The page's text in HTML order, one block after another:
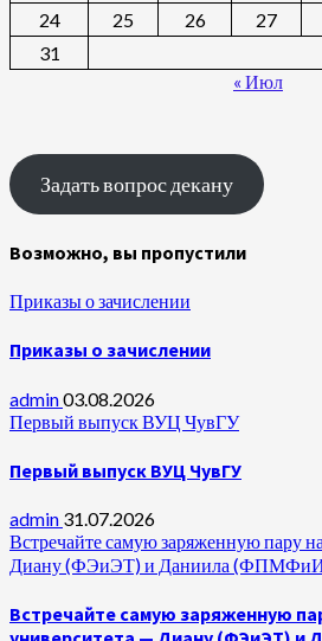
24
25 26 27
31
« Июл
Задать вопрос декану
Возможно, вы пропустили
Приказы о зачислении
Приказы о зачислении
admin03.08.2026
Первый выпуск ВУЦ ЧувГУ
Первый выпуск ВУЦ ЧувГУ
admin 31.07.2026
Встречайте самую заряженную пару
Диану (ФЭиЭТ) и Даниила
Встречайте самую заряженную